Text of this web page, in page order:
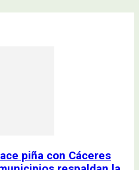
piña con Cáceres